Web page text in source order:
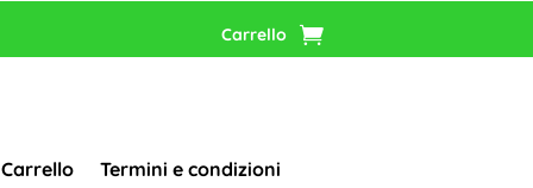
Carrello
Carrello Termini e condizioni